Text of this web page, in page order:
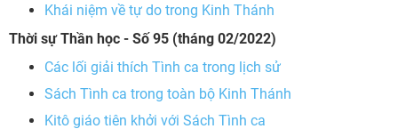
Khái niệm về tự do trong Kinh Thánh
Thời sự Thần học - Số 95 (tháng 02/2022)
Các lối giải thích Tình ca trong lịch sử
Sách Tình ca trong toàn bộ Kinh Thánh
Kitô giáo tiên khởi với Sách Tình ca